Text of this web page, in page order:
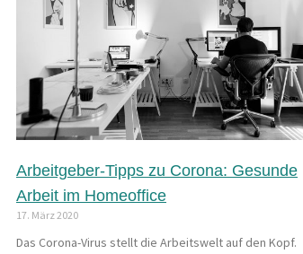
Arbeitgeber-Tipps zu Corona: Gesunde
Arbeit im Homeoffice
17. März 2020
Das Corona-Virus stellt die Arbeitswelt auf den Kopf.